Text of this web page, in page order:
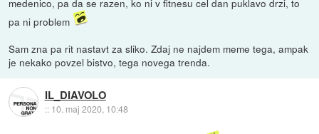
medenico, pa da se razen, ko ni v fitnesu cel dan puklavo drzi, to
pa ni problem
Sam zna pa rit nastavt za sliko. Zdaj ne najdem meme tega, ampak
je nekako povzel bistvo, tega novega trenda.
IL_DIAVOLO
:: 10. maj 2020, 10:48